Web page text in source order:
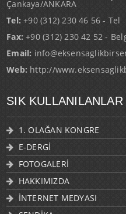
Çankaya/ANKARA
Tel: +90 (312) 230 46 56 - Tel
Fax: +90 (312) 230 42 52 -
Email:
Web: http://
SIK KULLANILANLAR
1. OLAĞAN KONGRE
E-DERGİ
FOTOGALERİ
HAKKIMIZDA
İNTERNET MEDYASI